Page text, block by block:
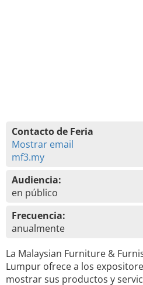
Contacto de Feria
Mostrar email
mf3.my
Audiencia:
en público
Frecuencia:
anualmente
La Malaysian Furniture &
Lumpur ofrece a los
mostrar sus productos y